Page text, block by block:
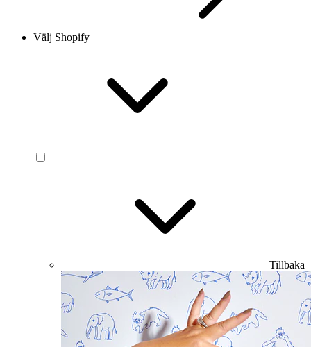
Välj Shopify
Tillbaka